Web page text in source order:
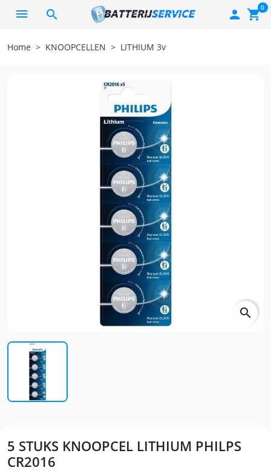
search  shopping_cart0
Home KNOOPCELLEN LITHIUM 3v
search
5 STUKS KNOOPCEL LITHIUM PHILPS
CR2016